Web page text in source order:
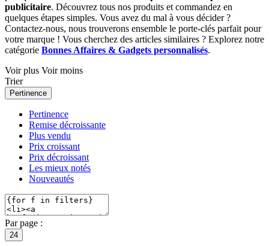
publicitaire. Découvrez tous nos produits et commandez en
quelques étapes simples. Vous avez du mal à vous décider ?
Contactez-nous, nous trouverons ensemble le porte-clés parfait pour
votre marque ! Vous cherchez des articles similaires ? Explorez notre
catégorie Bonnes Affaires & Gadgets personnalisés.
Voir plus Voir moins
Trier
Pertinence
Pertinence
Remise décroissante
Plus vendu
Prix croissant
Prix décroissant
Les mieux notés
Nouveautés
Par page :
24